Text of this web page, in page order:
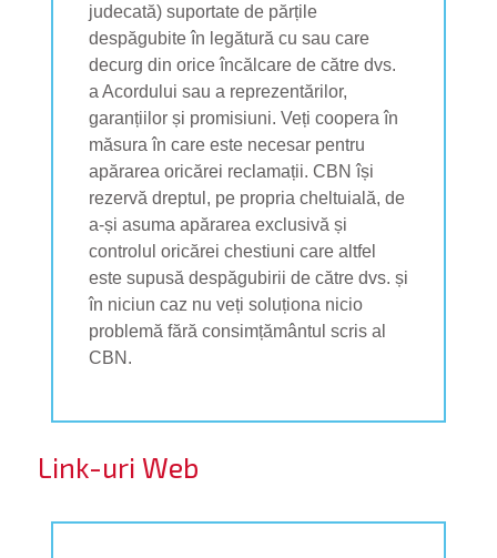
judecată) suportate de părțile
despăgubite în legătură cu sau care
decurg din orice încălcare de către dvs.
a Acordului sau a reprezentărilor,
garanțiilor și promisiuni. Veți coopera în
măsura în care este necesar pentru
apărarea oricărei reclamații. CBN își
rezervă dreptul, pe propria cheltuială, de
a-și asuma apărarea exclusivă și
controlul oricărei chestiuni care altfel
este supusă despăgubirii de către dvs. și
în niciun caz nu veți soluționa nicio
problemă fără consimțământul scris al
CBN.
Link-uri Web